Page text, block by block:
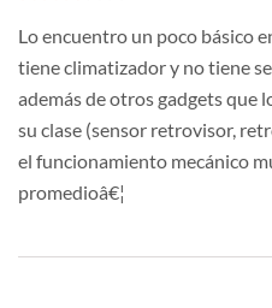
Lo encuentro un poco básico
tiene climatizador y no tiene
además de otros gadgets que
su clase (sensor retrovisor,
el funcionamiento mecánico
promedioâ€¦